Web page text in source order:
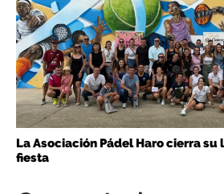
La Asociación Pádel Haro cierra su
fiesta